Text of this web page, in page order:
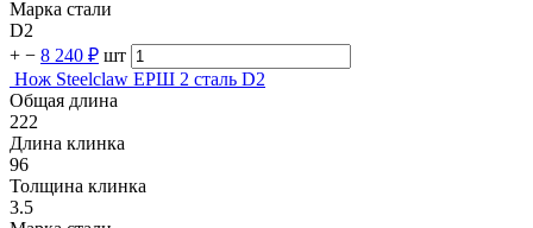
Марка стали
D2
+ − 8 240 ₽ шт
Нож Steelclaw ЕРШ 2 сталь D2
Общая длина
222
Длина клинка
96
Толщина клинка
3.5